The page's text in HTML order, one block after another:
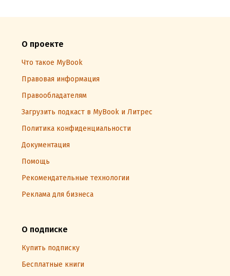
О проекте
Что такое MyBook
Правовая информация
Правообладателям
Загрузить подкаст в MyBook и Литрес
Политика конфиденциальности
Документация
Помощь
Рекомендательные технологии
Реклама для бизнеса
О подписке
Купить подписку
Бесплатные книги